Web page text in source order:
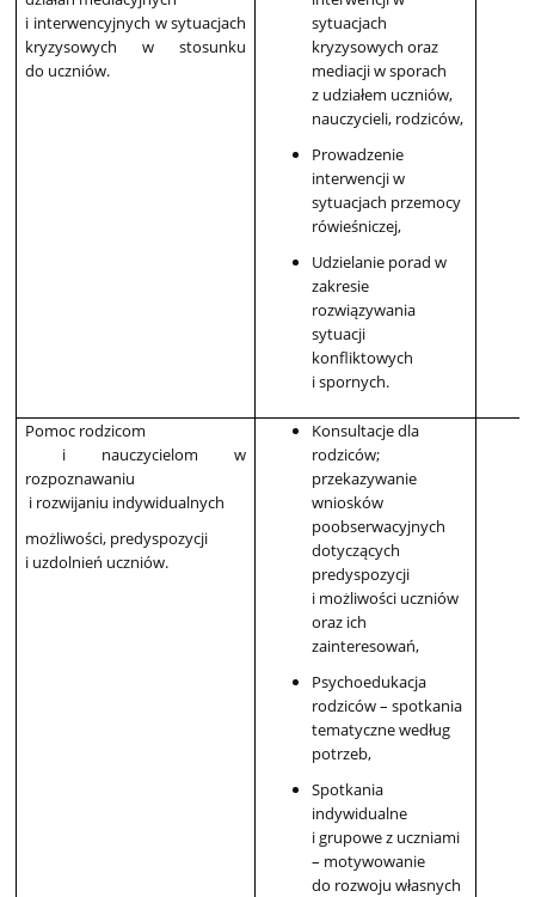
i interwencyjnych w sytuacjach
kryzysowych w stosunku
do uczniów.
sytuacjach
kryzysowych oraz
mediacji w sporach
z udziałem uczniów,
nauczycieli, rodziców,
Prowadzenie
interwencji w
sytuacjach przemocy
rówieśniczej,
Udzielanie porad w
zakresie
rozwiązywania
sytuacji
konfliktowych
i spornych.
Pomoc rodzicom
i nauczycielom w
rozpoznawaniu
i rozwijaniu indywidualnych
możliwości, predyspozycji
i uzdolnień uczniów.
Konsultacje dla
rodziców;
przekazywanie
wniosków
poobserwacyjnych
dotyczących
predyspozycji
i możliwości uczniów
oraz ich
zainteresowań,
Psychoedukacja
rodziców – spotkania
tematyczne według
potrzeb,
Spotkania
indywidualne
i grupowe z uczniami
– motywowanie
do rozwoju własnych